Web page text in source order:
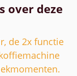
over deze
de 2x functie